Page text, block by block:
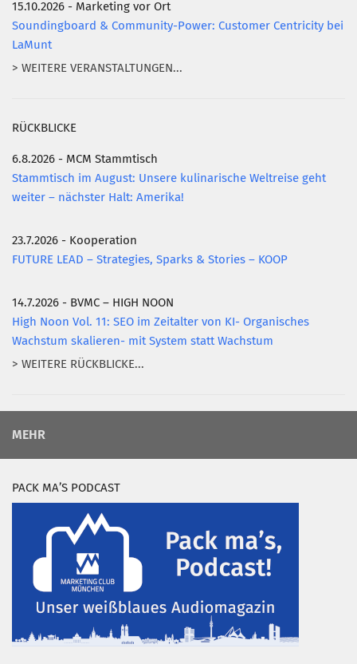
15.10.2026 - Marketing vor Ort
Soundingboard & Community-Power: Customer Centricity bei
LaMunt
> WEITERE VERANSTALTUNGEN...
RÜCKBLICKE
6.8.2026 - MCM Stammtisch
Stammtisch im August: Unsere kulinarische Weltreise geht
weiter – nächster Halt: Amerika!
23.7.2026 - Kooperation
FUTURE LEAD – Strategies, Sparks & Stories – KOOP
14.7.2026 - BVMC – HIGH NOON
High Noon Vol. 11: SEO im Zeitalter von KI- Organisches
Wachstum skalieren- mit System statt Wachstum
> WEITERE RÜCKBLICKE...
MEHR
PACK MA’S PODCAST